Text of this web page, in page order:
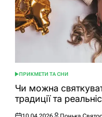
ОПУБЛІКУВАТИ
У
ПРИКМЕТИ ТА СНИ
Чи можна
традиції та